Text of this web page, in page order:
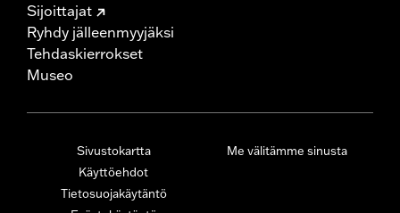
Sijoittajat
Ryhdy jälleenmyyjäksi
Tehdaskierrokset
Museo
Sivustokartta
Käyttöehdot
Tietosuojakäytäntö
Me välitämme sinusta